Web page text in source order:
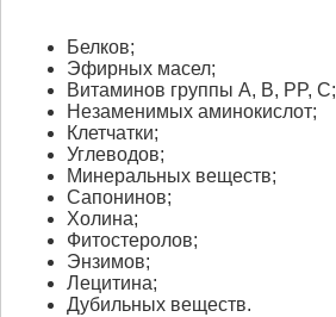
Белков;
Эфирных масел;
Витаминов группы A, B, PP, C;
Незаменимых аминокислот;
Клетчатки;
Углеводов;
Минеральных веществ;
Сапонинов;
Холина;
Фитостеролов;
Энзимов;
Лецитина;
Дубильных веществ.